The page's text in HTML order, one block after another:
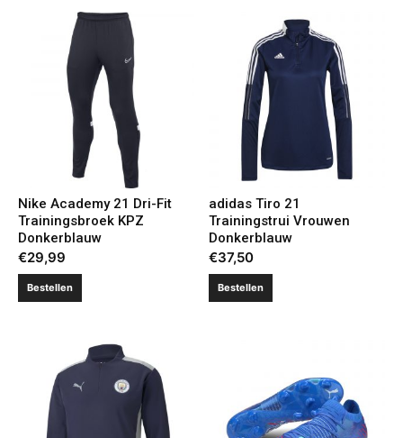
Nike Academy 21 Dri-Fit
Trainingsbroek KPZ
Donkerblauw
€29,99
Bestellen
adidas Tiro 21
Trainingstrui Vrouwen
Donkerblauw
€37,50
Bestellen